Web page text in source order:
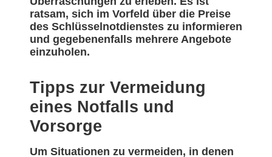
ratsam, sich im Vorfeld über die Preise
des Schlüsselnotdienstes zu informieren
und gegebenenfalls mehrere Angebote
einzuholen.
Tipps zur Vermeidung
eines Notfalls und
Vorsorge
Um Situationen zu vermeiden, in denen